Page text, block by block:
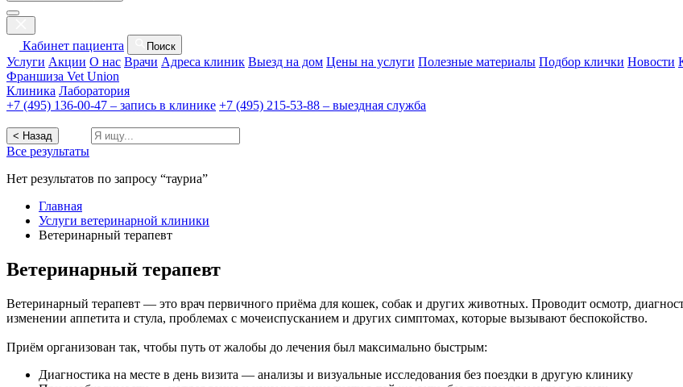
Кабинет пациента Поиск
Услуги Акции О нас Врачи Адреса клиник Выезд на дом Цены на услуги Полезные материалы Подбор клички Новости
Франшиза Vet Union
Клиника Лаборатория
+7 (495) 136-00-47 – запись в клинике +7 (495) 215-53-88 – выездная служба
< Назад
Все результаты
Нет результатов по запросу “тауриа”
Главная
Услуги ветеринарной клиники
Ветеринарный терапевт
Ветеринарный терапевт
Ветеринарный терапевт — это врач первичного приёма для кошек, собак и других животных. Проводит осмотр,
изменении аппетита и стула, проблемах с мочеиспусканием и других симптомах, которые вызывают беспокойство.
Приём организован так, чтобы путь от жалобы до лечения был максимально быстрым:
Диагностика на месте в день визита — анализы и визуальные исследования без поездки в другую клинику